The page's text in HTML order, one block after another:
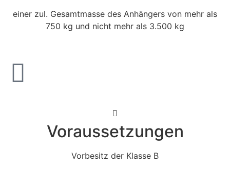
einer zul. Gesamtmasse des Anhängers von mehr als
750 kg und nicht mehr als 3.500 kg
Voraussetzungen
Vorbesitz der Klasse B